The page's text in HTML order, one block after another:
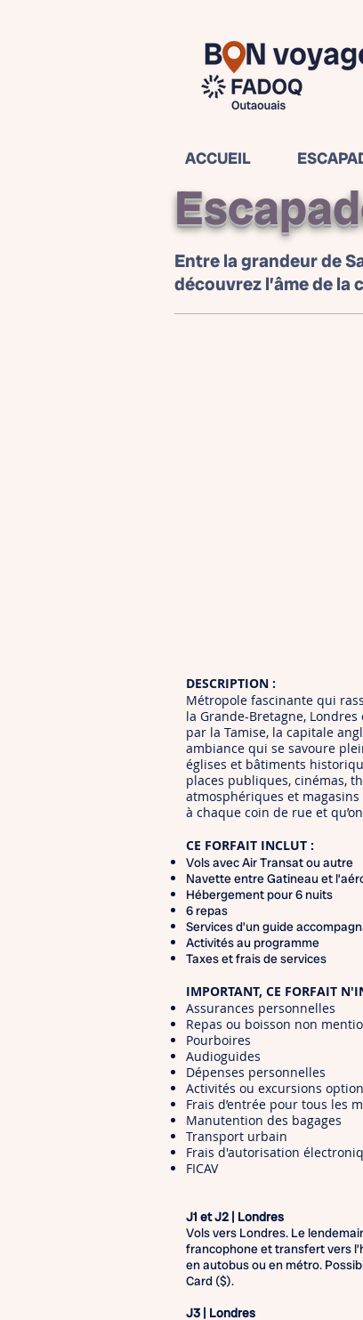
ACCUEIL
Entre la grandeur de
découvrez l’âme de la
DESCRIPTION :
Métropole fascinante qui
la Grande-Bretagne, Londres
par la Tamise, la capitale
ambiance qui se savoure
églises et bâtiments
places publiques, cinémas,
atmosphériques et
à chaque coin de rue et
CE FORFAIT INCLUT :
Vols avec Air Transat ou autre
Navette entre Gatineau et
Hébergement pour 6 nuits
6 repas
Services d’un guide
Activités au programme
Taxes et frais de services
IMPORTANT, CE FORFAIT
Assurances personnelles
Repas ou boisson non
Pourboires
Audioguides
Dépenses personnelles
Activités ou excursions
Frais d’entrée pour tous les
Manutention des bagages
Transport urbain
Frais d'autorisation
FICAV
J1 et J2 | Londres
Vols vers Londres. Le
francophone et transfert vers
en autobus ou en métro.
Card ($).
J3 | Londres